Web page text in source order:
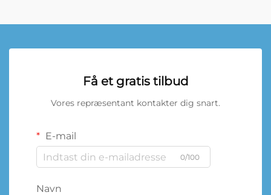
Få et gratis tilbud
Vores repræsentant kontakter dig snart.
E-mail
0/100
Navn